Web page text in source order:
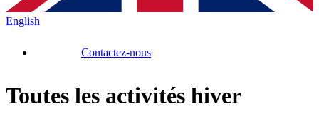
English
Contactez-nous
Toutes les activités hiver